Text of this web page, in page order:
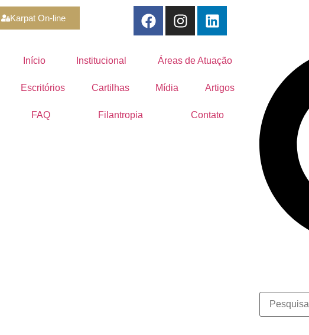
Karpat On-line
Início Institucional Áreas de Atuação
Escritórios Cartilhas Mídia Artigos
FAQ Filantropia Contato